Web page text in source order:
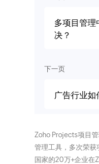
多项目管理
决？
下一页
广告行业如
Zoho Projects项目
管理工具，多次荣
国家的20万+企业在